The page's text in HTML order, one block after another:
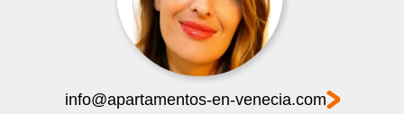
info@apartamentos-en-venecia.com